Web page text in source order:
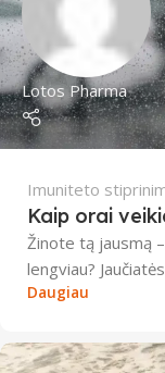
Lotos Pharma
Imuniteto
Kaip orai
Žinote tą jausmą
lengviau?
Daugiau